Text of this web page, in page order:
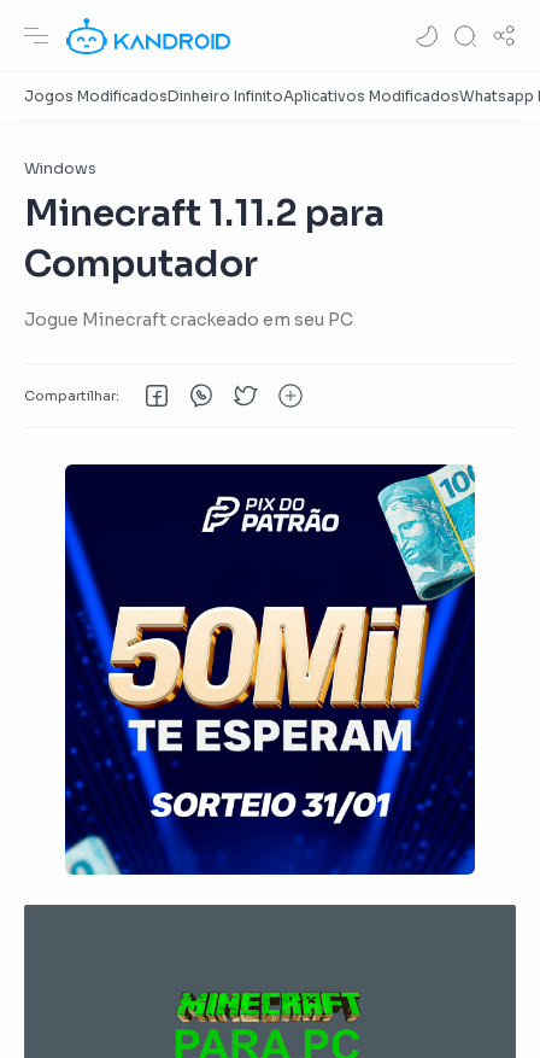
Windows
Minecraft 1.11.2 para
Computador
Jogue Minecraft crackeado em seu PC